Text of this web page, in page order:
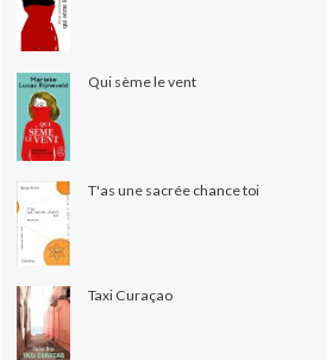
Qui sème le vent
T'as une sacrée chance toi
Taxi Curaçao